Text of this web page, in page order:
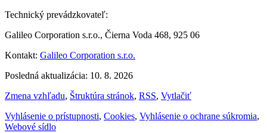
Technický prevádzkovateľ:
Galileo Corporation s.r.o., Čierna Voda 468, 925 06
Kontakt: Galileo Corporation s.r.o.
Posledná aktualizácia: 10. 8. 2026
Zmena vzhľadu, Štruktúra stránok, RSS, Vytlačiť
Vyhlásenie o prístupnosti, Cookies, Vyhlásenie o ochrane súkromia,
Webové sídlo